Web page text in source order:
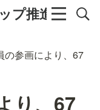
プ推進協議会
の参画により、67
り、67